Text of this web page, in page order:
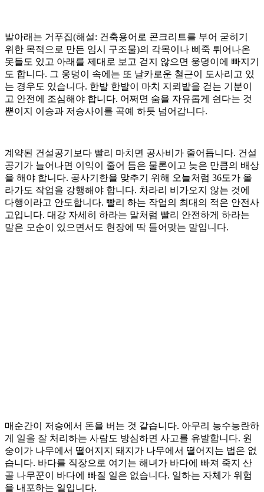
발아래는 거푸집(해설: 건축용어로 콘크리트를 부어 굳히기
위한 목적으로 만든 임시 구조물)의 각목이나 삐죽 튀어나온
못들도 있고 아래를 제대로 보고 걷지 않으면 웅덩이에 빠지기
도 합니다. 그 웅덩이 속에는 또 날카로운 철근이 도사리고 있
는 경우도 있습니다. 한발 한발이 마치 지뢰밭을 걷는 기분이
고 안전에 조심해야 합니다. 어쩌면 숨을 자유롭게 쉰다는 것
뿐이지 이승과 저승사이를 곡예 하듯 넘어갑니다.
계약된 건설공기보다 빨리 마치면 공사비가 줄어듭니다. 건설
공기가 늘어나면 이익이 줄어 듬은 물론이고 늦은 만큼의 배상
을 해야 합니다. 공사기한을 맞추기 위해 오늘처럼 36도가 올
라가도 작업을 강행해야 합니다. 차라리 비가오지 않는 것에
다행이라고 안도합니다. 빨리 하는 작업의 최대의 적은 안전사
고입니다. 대강 자세히 하라는 말처럼 빨리 안전하게 하라는
말은 모순이 있으면서도 현장에 딱 들어맞는 말입니다.
매순간이 저승에서 돈을 버는 것 같습니다. 아무리 능수능란하
게 일을 잘 처리하는 사람도 방심하면 사고를 유발합니다. 원
숭이가 나무에서 떨어지지 돼지가 나무에서 떨어지는 법은 없
습니다. 바다를 직장으로 여기는 해녀가 바다에 빠져 죽지 산
골 나무꾼이 바다에 빠질 일은 없습니다. 일하는 자체가 위험
을 내포하는 일입니다.